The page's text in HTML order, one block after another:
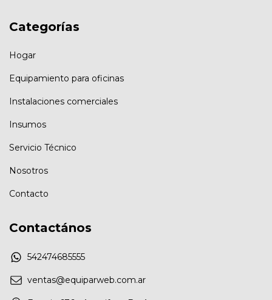
Categorías
Hogar
Equipamiento para oficinas
Instalaciones comerciales
Insumos
Servicio Técnico
Nosotros
Contacto
Contactános
542474685555
ventas@equiparweb.com.ar